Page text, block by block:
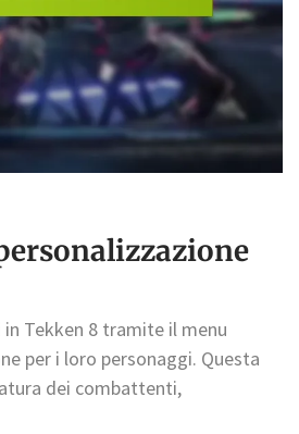
Tekken 8 tramite il menu
per i loro personaggi. Questa
dei combattenti,